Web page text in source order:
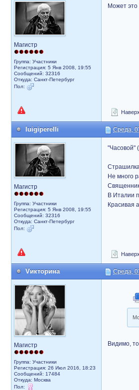
Магистр
Группа: Участники
Регистрация: 5 Янв 2008, 19:55
Сообщений: 32316
Откуда: Санкт-Петербург
Пол:
Может это
Наверх
luigiperelli Среда,
Магистр
Группа: Участники
Регистрация: 5 Янв 2008, 19:55
Сообщений: 32316
Откуда: Санкт-Петербург
Пол:
"Часовой"
Не много
В Италии
Красивая
Наверх
Vикторина Среда,
Магистр
Группа: Участники
Регистрация: 26 Июл 2016, 18:23
Сообщений: 17484
Откуда: Москва
Пол:
Видимо,